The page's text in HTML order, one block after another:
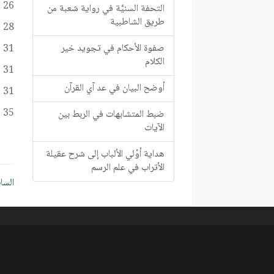
التحفة السنيَّة في رواية شعبة من
طريق الشاطبية
صفوة الأحكام في تجويد خير
الكلام
أوضح البيان في عد آي القرآن
ضبط المتشابهات في الربط بين
الآيات
هداية أوْلي الألباب إلى شرح عقيلة
الأتراب في علم الرسم
26
28
31
31
31
35